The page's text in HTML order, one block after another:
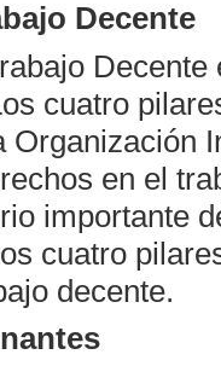
Decente
cuatro
Organización
en el
importante
cuatro
decente.